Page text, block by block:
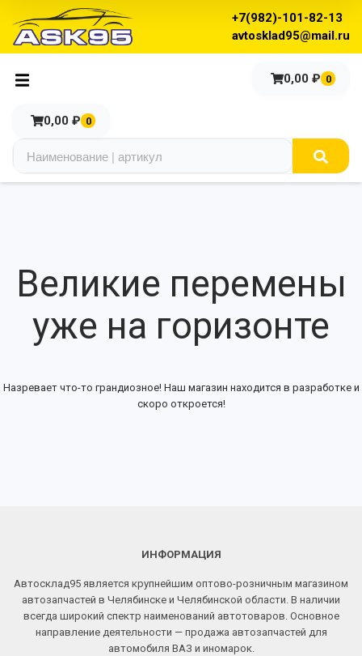
+7(982)-101-82-13
avtosklad95@mail.ru
0,00 ₽ 0
0,00 ₽ 0
Великие перемены
уже на горизонте
Назревает что-то грандиозное! Наш магазин находится в разработке и
скоро откроется!
ИНФОРМАЦИЯ
Автосклад95 является крупнейшим оптово-розничным магазином
автозапчастей в Челябинске и Челябинской области. В наличии
всегда широкий спектр наименований автотоваров. Основное
направление деятельности — продажа автозапчастей для
автомобиля ВАЗ и иномарок.